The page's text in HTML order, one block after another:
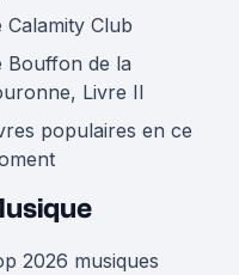
Calamity Club
Bouffon de la
Livre II
populaires en ce
2026 musiques